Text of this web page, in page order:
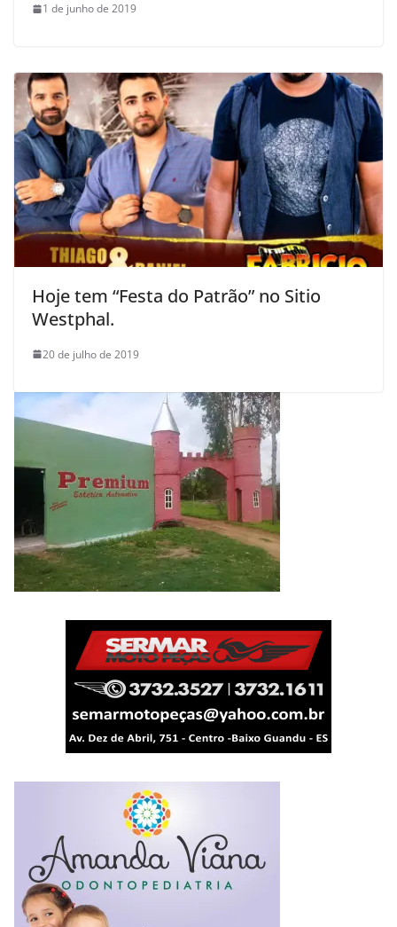
1 de junho de 2019
Hoje tem “Festa do Patrão” no Sitio
Westphal.
20 de julho de 2019